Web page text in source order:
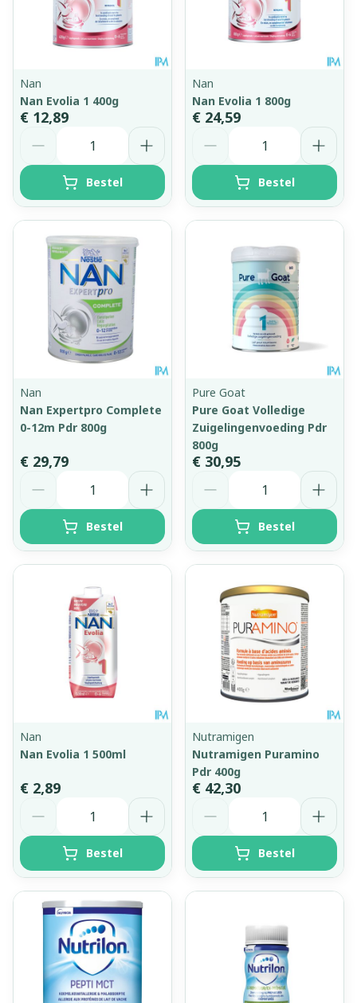
Nan
Nan Evolia 1 400g
€ 12,89
Bestel
Nan
Nan Evolia 1 800g
€ 24,59
Bestel
Nan
Nan Expertpro Complete
0-12m Pdr 800g
€ 29,79
Bestel
Pure Goat
Pure Goat Volledige
Zuigelingenvoeding Pdr
800g
€ 30,95
Bestel
Nan
Nan Evolia 1 500ml
€ 2,89
Bestel
Nutramigen
Nutramigen Puramino
Pdr 400g
€ 42,30
Bestel